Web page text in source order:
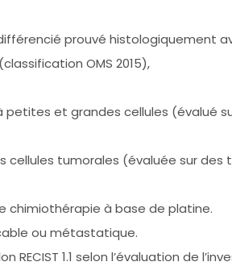
prouvé histologiquement
OMS 2015),
et grandes cellules (évalué
cellules tumorales (évaluée sur
chimiothérapie à base de platine.
ou métastatique.
RECIST 1.1 selon l’évaluation de